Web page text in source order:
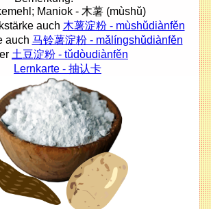
Maniok - 木薯 (mùshǔ)
auch 木薯淀粉 - mùshǔdiànfěn
auch 马铃薯淀粉 - mǎlíngshǔdiànfěn
土豆淀粉 - tǔdòudiànfěn
Lernkarte - 抽认卡